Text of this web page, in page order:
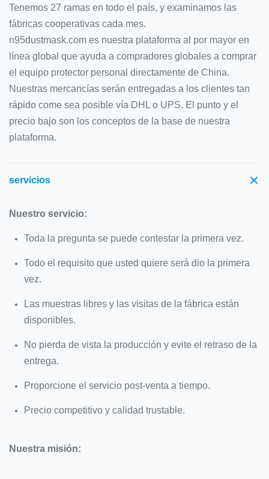
Tenemos 27 ramas en todo el país, y examinamos las
fábricas cooperativas cada mes.
n95dustmask.com es nuestra plataforma al por mayor en
línea global que ayuda a compradores globales a comprar
el equipo protector personal directamente de China.
Nuestras mercancías serán entregadas a los clientes tan
rápido come sea posible vía DHL o UPS. El punto y el
precio bajo son los conceptos de la base de nuestra
plataforma.
servicios
Nuestro servicio:
Toda la pregunta se puede contestar la primera vez.
Todo el requisito que usted quiere será dio la primera
vez.
Las muestras libres y las visitas de la fábrica están
disponibles.
No pierda de vista la producción y evite el retraso de la
entrega.
Proporcione el servicio post-venta a tiempo.
Precio competitivo y calidad trustable.
Nuestra misión: